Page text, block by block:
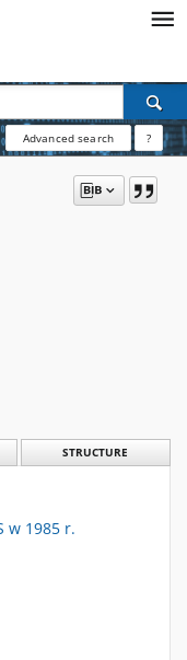
Advanced search ?
STRUCTURE
w 1985 r.